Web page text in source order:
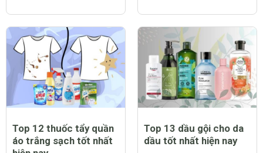
Top 12 thuốc tẩy quần
áo trắng sạch tốt nhất
Top 13 dầu gội cho da
dầu tốt nhất hiện nay